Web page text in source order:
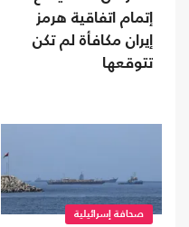
إتمام اتفاقية هرمز
إيران مكافأة لم تكن
تتوقعها
صحافة إسرائيلية